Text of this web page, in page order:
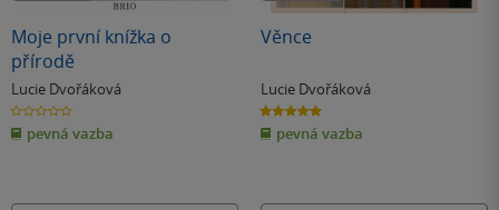
Moje první knížka o
přírodě
Lucie Dvořáková
0.0
z
5
hvězdiček
pevná vazba
Věnce
Lucie Dvořáková
5.0
z
5
hvězdiček
pevná vazba